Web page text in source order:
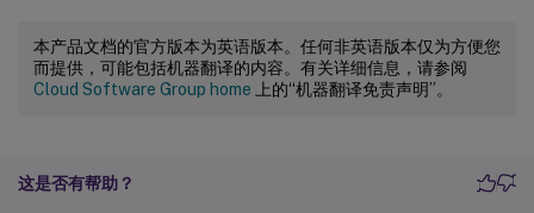
本产品文档的官方版本为英语版本。任何非英语版本仅为方便您
而提供，可能包括机器翻译的内容。有关详细信息，请参阅
Cloud Software Group home 上的“机器翻译免责声明”。
这是否有帮助？